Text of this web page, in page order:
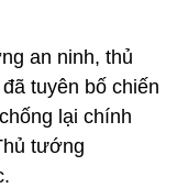
an ninh, thủ
tuyên bố chiến
lại chính
tướng